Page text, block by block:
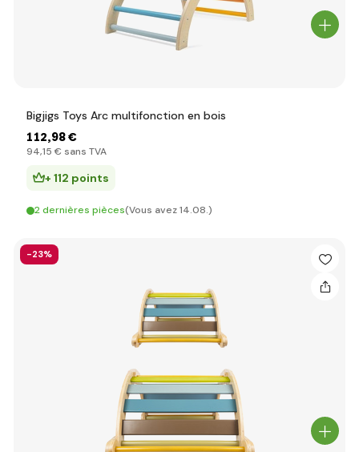
Bigjigs Toys Arc multifonction en bois
112,98 €
94,15 € sans TVA
+ 112 points
2 dernières pièces(Vous avez 14.08.)
-23%